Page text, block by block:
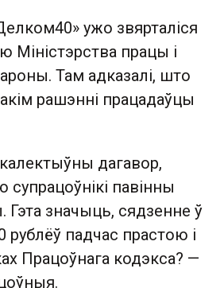
ужо звярталіся
Міністэрства працы і
Там адказалі, што
рашэнні працадаўцы
калектыўны дагавор,
супрацоўнікі павінны
значыць, сядзенне ў
рублёў падчас прастою і
Працоўнага кодэкса? —